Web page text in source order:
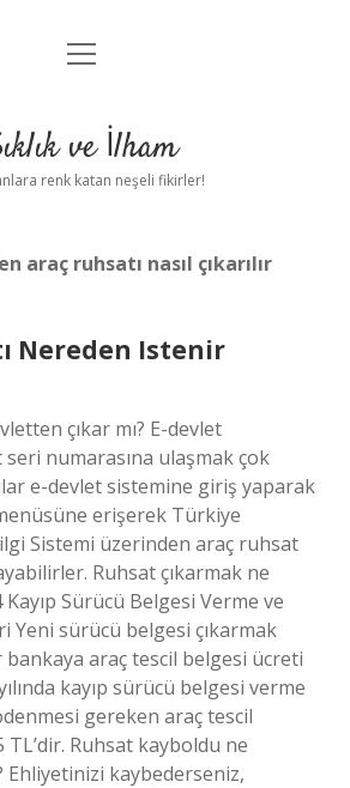
Anasayfa
Yasal Uyarı
menüyü
ve İlham
renk katan neşeli fikirler!
araç ruhsatı nasıl çıkarılır
Nereden Istenir
çıkar mı? E-devlet
numarasına ulaşmak çok
e-devlet sistemine giriş yaparak
erişerek Türkiye
Sistemi üzerinden araç ruhsat
Ruhsat çıkarmak ne
Sürücü Belgesi Verme ve
Yeni sürücü belgesi çıkarmak
araç tescil belgesi ücreti
kayıp sürücü belgesi verme
gereken araç tescil
Ruhsat kayboldu ne
Ehliyetinizi kaybederseniz,